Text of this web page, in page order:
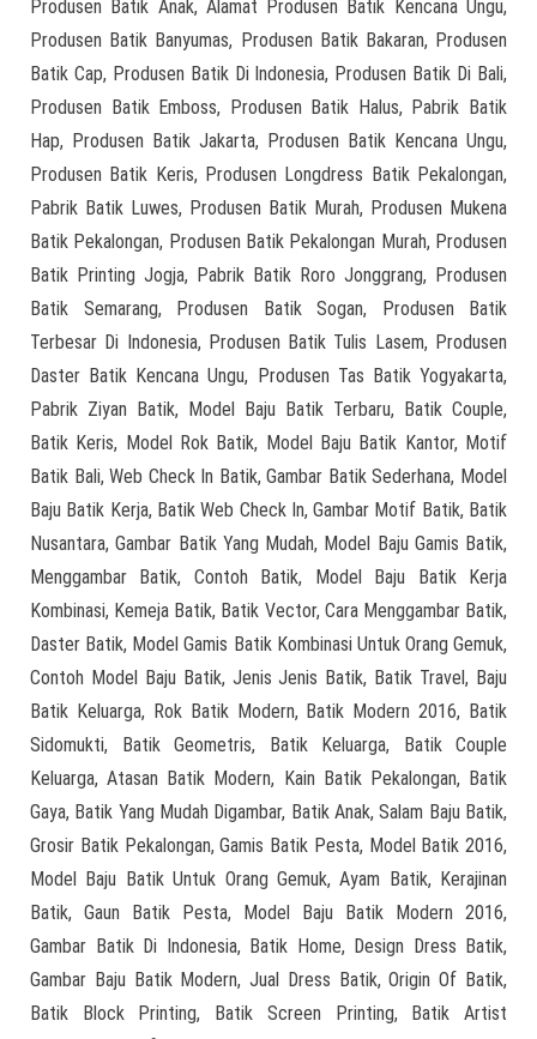
Produsen Batik Anak, Alamat Produsen Batik Kencana Ungu,
Produsen Batik Banyumas, Produsen Batik Bakaran, Produsen
Batik Cap, Produsen Batik Di Indonesia, Produsen Batik Di Bali,
Produsen Batik Emboss, Produsen Batik Halus, Pabrik Batik
Hap, Produsen Batik Jakarta, Produsen Batik Kencana Ungu,
Produsen Batik Keris, Produsen Longdress Batik Pekalongan,
Pabrik Batik Luwes, Produsen Batik Murah, Produsen Mukena
Batik Pekalongan, Produsen Batik Pekalongan Murah, Produsen
Batik Printing Jogja, Pabrik Batik Roro Jonggrang, Produsen
Batik Semarang, Produsen Batik Sogan, Produsen Batik
Terbesar Di Indonesia, Produsen Batik Tulis Lasem, Produsen
Daster Batik Kencana Ungu, Produsen Tas Batik Yogyakarta,
Pabrik Ziyan Batik, Model Baju Batik Terbaru, Batik Couple,
Batik Keris, Model Rok Batik, Model Baju Batik Kantor, Motif
Batik Bali, Web Check In Batik, Gambar Batik Sederhana, Model
Baju Batik Kerja, Batik Web Check In, Gambar Motif Batik, Batik
Nusantara, Gambar Batik Yang Mudah, Model Baju Gamis Batik,
Menggambar Batik, Contoh Batik, Model Baju Batik Kerja
Kombinasi, Kemeja Batik, Batik Vector, Cara Menggambar Batik,
Daster Batik, Model Gamis Batik Kombinasi Untuk Orang Gemuk,
Contoh Model Baju Batik, Jenis Jenis Batik, Batik Travel, Baju
Batik Keluarga, Rok Batik Modern, Batik Modern 2016, Batik
Sidomukti, Batik Geometris, Batik Keluarga, Batik Couple
Keluarga, Atasan Batik Modern, Kain Batik Pekalongan, Batik
Gaya, Batik Yang Mudah Digambar, Batik Anak, Salam Baju Batik,
Grosir Batik Pekalongan, Gamis Batik Pesta, Model Batik 2016,
Model Baju Batik Untuk Orang Gemuk, Ayam Batik, Kerajinan
Batik, Gaun Batik Pesta, Model Baju Batik Modern 2016,
Gambar Batik Di Indonesia, Batik Home, Design Dress Batik,
Gambar Baju Batik Modern, Jual Dress Batik, Origin Of Batik,
Batik Block Printing, Batik Screen Printing, Batik Artist